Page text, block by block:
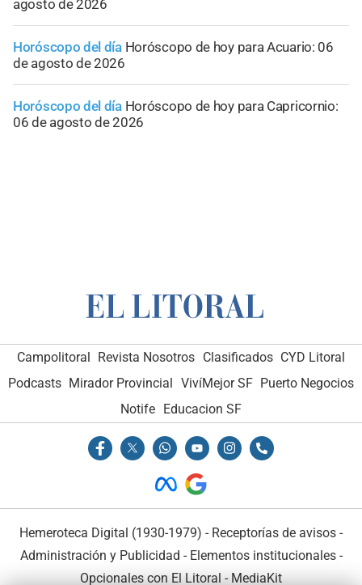
agosto de 2026
Horóscopo del día Horóscopo de hoy para Acuario: 06
de agosto de 2026
Horóscopo del día Horóscopo de hoy para Capricornio:
06 de agosto de 2026
Campolitoral Revista Nosotros Clasificados CYD Litoral
Podcasts Mirador Provincial VivíMejor SF Puerto Negocios
Notife Educacion SF
Hemeroteca Digital (1930-1979) - Receptorías de avisos -
Administración y Publicidad - Elementos institucionales-
Opcionales con El Litoral - MediaKit